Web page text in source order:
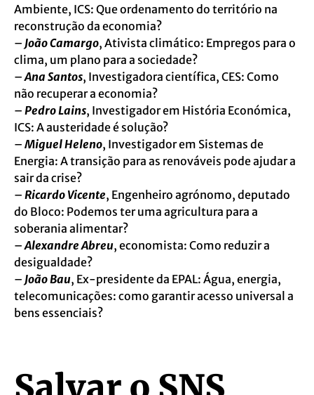
Ambiente, ICS: Que ordenamento do território na
reconstrução da economia?
– João Camargo, Ativista climático: Empregos para o
clima, um plano para a sociedade?
–Ana Santos, Investigadora científica, CES: Como
não recuperar a economia?
– Pedro Lains, Investigador em História Económica,
ICS: A austeridade é solução?
– Miguel Heleno, Investigador em Sistemas de
Energia: A transição para as renováveis pode ajudar a
sair da crise?
– Ricardo Vicente, Engenheiro agrónomo, deputado
do Bloco: Podemos ter uma agricultura para a
soberania alimentar?
–Alexandre Abreu, economista: Como reduzir a
desigualdade?
– João Bau, Ex-presidente da EPAL: Água, energia,
telecomunicações: como garantir acesso universal a
bens essenciais?